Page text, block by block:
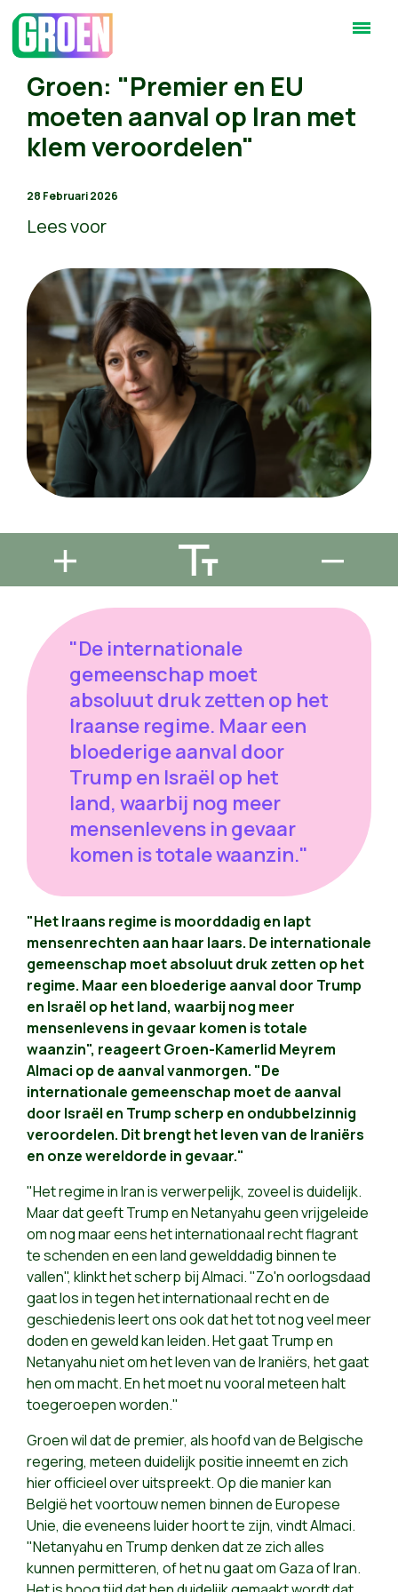
Groen: "Premier en EU
moeten aanval op Iran met
klem veroordelen"
28 Februari 2026
Lees voor
"De internationale
gemeenschap moet
absoluut druk zetten op het
Iraanse regime. Maar een
bloederige aanval door
Trump en Israël op het
land, waarbij nog meer
mensenlevens in gevaar
komen is totale waanzin."
"Het Iraans regime is moorddadig en lapt
mensenrechten aan haar laars. De internationale
gemeenschap moet absoluut druk zetten op het
regime. Maar een bloederige aanval door Trump
en Israël op het land, waarbij nog meer
mensenlevens in gevaar komen is totale
waanzin", reageert Groen-Kamerlid Meyrem
Almaci op de aanval vanmorgen. "De
internationale gemeenschap moet de aanval
door Israël en Trump scherp en ondubbelzinnig
veroordelen. Dit brengt het leven van de Iraniërs
en onze wereldorde in gevaar."
"Het regime in Iran is verwerpelijk, zoveel is duidelijk.
Maar dat geeft Trump en Netanyahu geen vrijgeleide
om nog maar eens het internationaal recht flagrant
te schenden en een land gewelddadig binnen te
vallen", klinkt het scherp bij Almaci. "Zo'n oorlogsdaad
gaat los in tegen het internationaal recht en de
geschiedenis leert ons ook dat het tot nog veel meer
doden en geweld kan leiden. Het gaat Trump en
Netanyahu niet om het leven van de Iraniërs, het gaat
hen om macht. En het moet nu vooral meteen halt
toegeroepen worden."
Groen wil dat de premier, als hoofd van de Belgische
regering, meteen duidelijk positie inneemt en zich
hier officieel over uitspreekt. Op die manier kan
België het voortouw nemen binnen de Europese
Unie, die eveneens luider hoort te zijn, vindt Almaci.
"Netanyahu en Trump denken dat ze zich alles
kunnen permitteren, of het nu gaat om Gaza of Iran.